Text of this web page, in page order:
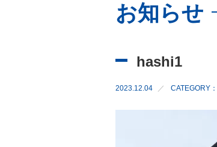
お知らせ
hashi1
2023.12.04 CATEGORY：